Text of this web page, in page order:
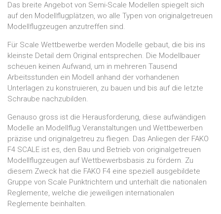
Das breite Angebot von Semi-Scale Modellen spiegelt sich
auf den Modellflugplätzen, wo alle Typen von originalgetreuen
Modellflugzeugen anzutreffen sind.
Für Scale Wettbewerbe werden Modelle gebaut, die bis ins
kleinste Detail dem Original entsprechen. Die Modellbauer
scheuen keinen Aufwand, um in mehreren Tausend
Arbeitsstunden ein Modell anhand der vorhandenen
Unterlagen zu konstruieren, zu bauen und bis auf die letzte
Schraube nachzubilden.
Genauso gross ist die Herausforderung, diese aufwändigen
Modelle an Modellflug Veranstaltungen und Wettbewerben
präzise und originalgetreu zu fliegen. Das Anliegen der FAKO
F4 SCALE ist es, den Bau und Betrieb von originalgetreuen
Modellflugzeugen auf Wettbewerbsbasis zu fördern. Zu
diesem Zweck hat die FAKO F4 eine speziell ausgebildete
Gruppe von Scale Punktrichtern und unterhält die nationalen
Reglemente, welche die jeweiligen internationalen
Reglemente beinhalten.